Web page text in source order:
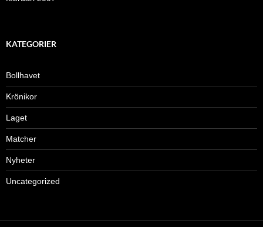
KATEGORIER
Bollhavet
Krönikor
Laget
Matcher
Nyheter
Uncategorized